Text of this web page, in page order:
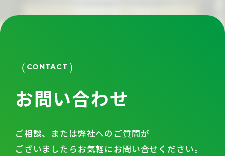
CONTACT
お問い合わせ
ご相談、または弊社へのご質問が
ございましたらお気軽にお問い合せください。